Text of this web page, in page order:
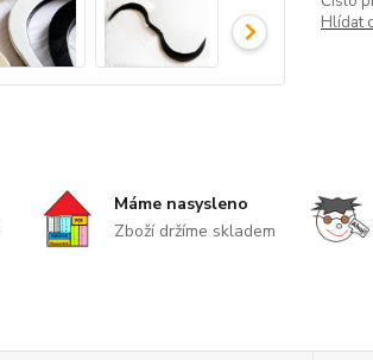
Hlídat
Máme nasysleno
Zboží držíme skladem